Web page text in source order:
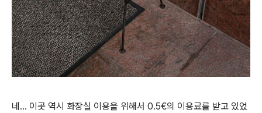
네... 이곳 역시 화장실 이용을 위해서 0.5€의 이용료를 받고 있었